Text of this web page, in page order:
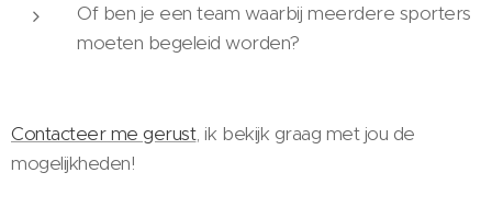
Of ben je een team waarbij meerdere sporters
moeten begeleid worden?
Contacteer me gerust, ik bekijk graag met jou de
mogelijkheden!